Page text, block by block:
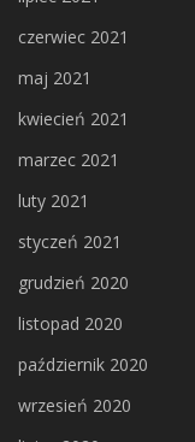
czerwiec 2021
maj 2021
kwiecień 2021
marzec 2021
luty 2021
styczeń 2021
grudzień 2020
listopad 2020
październik 2020
wrzesień 2020